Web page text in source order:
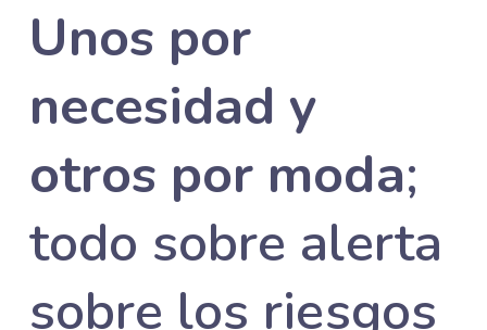
Unos por
necesidad y
otros por moda;
todo sobre alerta
sobre los riesgos